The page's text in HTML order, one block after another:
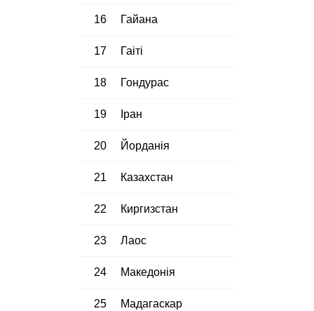
16 Гайана
17 Гаіті
18 Гондурас
19 Іран
20 Йорданія
21 Казахстан
22 Киргизстан
23 Лаос
24 Македонія
25 Мадагаскар